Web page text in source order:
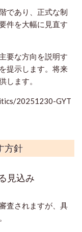
であり、正式な制
件を大幅に見直す
要な方向を説明す
提示します。将来
します。
20251230-GYT
方針
見込み
査されますが、具